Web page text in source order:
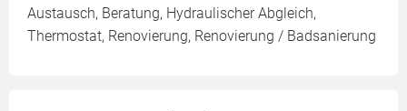
Austausch, Beratung, Hydraulischer Abgleich,
Thermostat, Renovierung, Renovierung / Badsanierung